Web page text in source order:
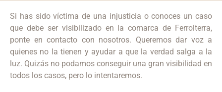
Si has sido víctima de una injusticia o conoces un caso
que debe ser visibilizado en la comarca de Ferrolterra,
ponte en contacto con nosotros. Queremos dar voz a
quienes no la tienen y ayudar a que la verdad salga a la
luz. Quizás no podamos conseguir una gran visibilidad en
todos los casos, pero lo intentaremos.